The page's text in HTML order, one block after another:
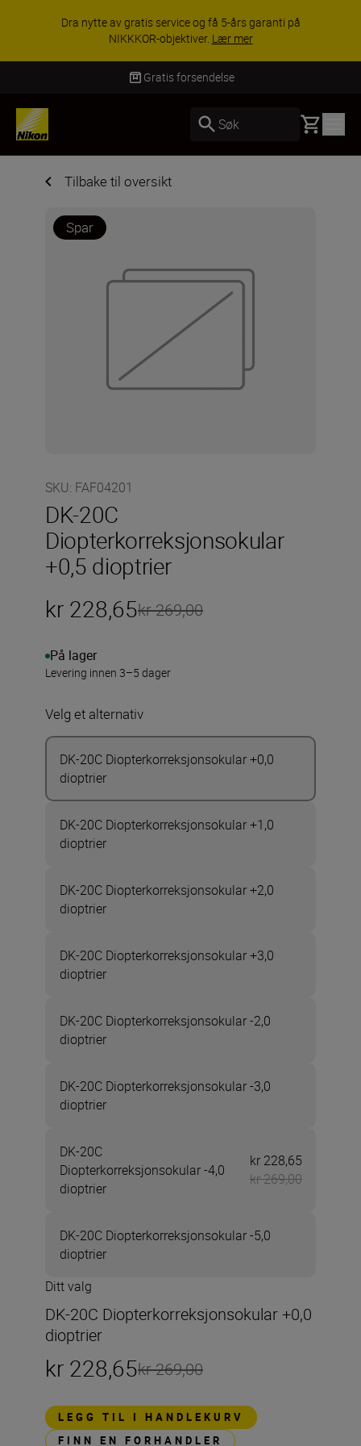
ACCESSORY SAVINGS | Få 15 %
utvalgt tilbehør, gjør fotoutstyret
KJØP NÅ
Gratis forsendelse
Søk Basket
Tilbake til oversikt
Spar
SKU: FAF04201
DK-20C
Diopterkorreksjonsokular
+0,5 dioptrier
kr 228,65kr 269,00
På lager
Levering innen 3–5 dager
Velg et alternativ
DK-20C Diopterkorreksjonsokular +0,0
dioptrier
DK-20C Diopterkorreksjonsokular +1,0
dioptrier
DK-20C Diopterkorreksjonsokular +2,0
dioptrier
DK-20C Diopterkorreksjonsokular +3,0
dioptrier
DK-20C Diopterkorreksjonsokular -2,0
dioptrier
DK-20C Diopterkorreksjonsokular -3,0
dioptrier
DK-20C
Diopterkorreksjonsokular -4,0
dioptrier
Nå kr
kr 228,65
kr 269,00
DK-20C Diopterkorreksjonsokular -5,0
dioptrier
Ditt valg
DK-20C Diopterkorreksjonsokular +0,0
dioptrier
kr 228,65kr 269,00
LEGG TIL I HANDLEKURV
FINN EN FORHANDLER